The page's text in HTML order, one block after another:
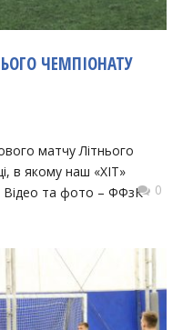
ЧЕМПІОНАТУ
матчу Літнього
в якому наш «ХІТ»
Відео та фото – ФФзК
0